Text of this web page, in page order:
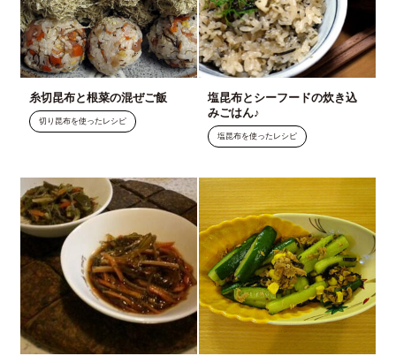
糸切昆布と根菜の混ぜご飯
切り昆布を使ったレシピ
塩昆布とシーフードの炊き込
みごはん♪
塩昆布を使ったレシピ